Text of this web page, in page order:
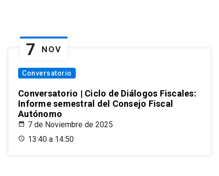
7 NOV
Conversatorio
Conversatorio | Ciclo de Diálogos Fiscales:
Informe semestral del Consejo Fiscal
Autónomo
7 de Noviembre de 2025
13:40 a 14:50